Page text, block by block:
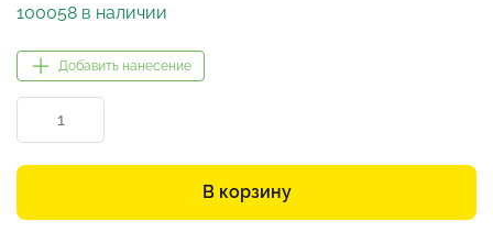
100058 в наличии
Добавить нанесение
Количество
товара
Сет
объемных
из
В корзину